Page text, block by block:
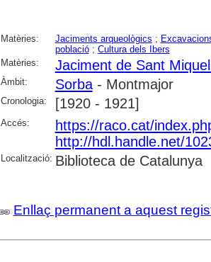
Matèries: Jaciments arqueològics ;
població; Cultura dels Ibers
Matèries:
Jaciment de Sant
Àmbit: Sorba- Montmajor
Cronologia: [1920 - 1921]
Accés:
https://raco.cat/
http://hdl.handle.net/
Localització: Biblioteca de Catalunya
Enllaç permanent a aquest